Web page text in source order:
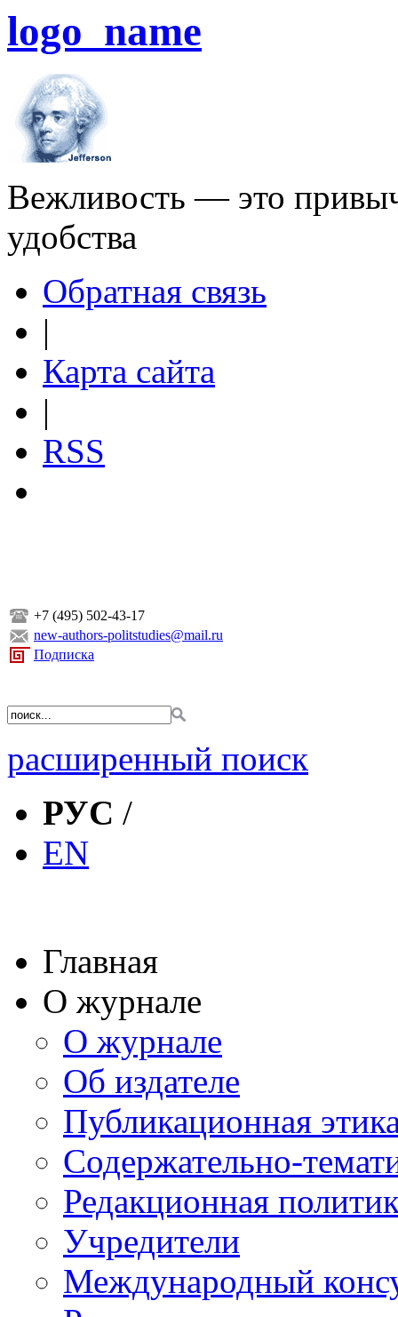
logo_name
Вежливость — это
удобства
Обратная связь
|
Карта сайта
|
RSS
+7 (495) 502-43-17
new-authors-politstudies@mail.ru
Подписка
расширенный поиск
РУС /
EN
Главная
О журнале
О журнале
Об издателе
Публикационная
Содержательно-
Редакционная
Учредители
Международный